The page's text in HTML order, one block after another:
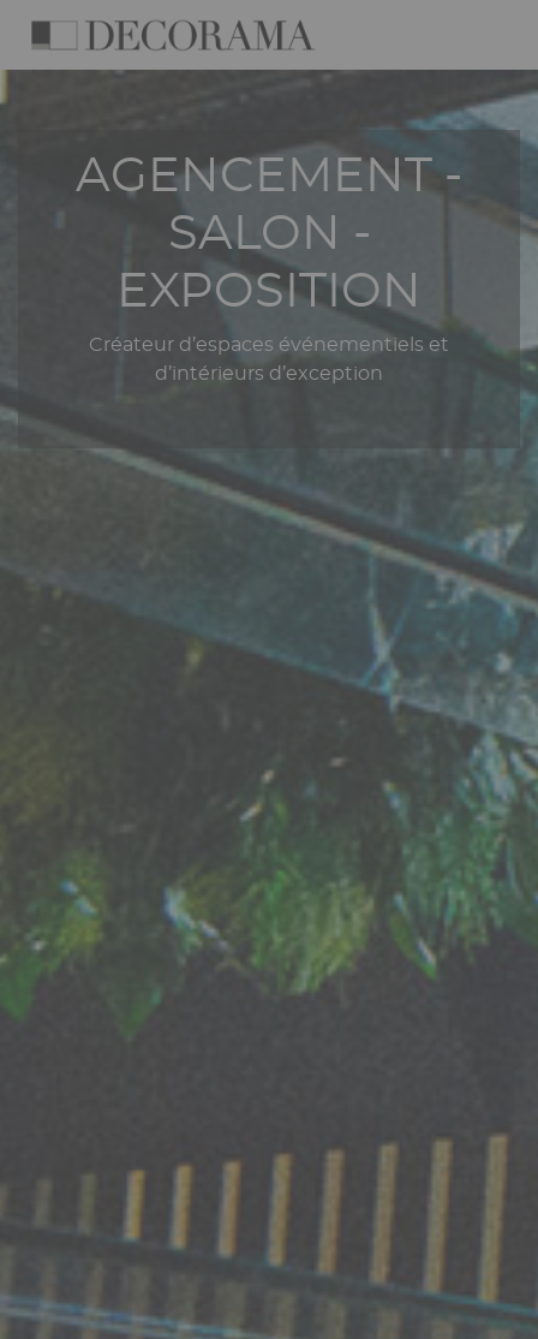
Aller
contenu
principal
AGENCEMENT -
SALON -
EXPOSITION
Créateur d’espaces événementiels et
d’intérieurs d’exception
Panneau de gestion des cookies